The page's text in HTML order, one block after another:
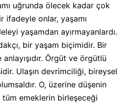
uğrunda ölecek kadar çok
ifadeyle onlar, yaşamı
yaşamdan ayırmayanlardı.
bir yaşam biçimidir. Bir
Örgüt ve örgütlü
Ulaşın devrimciliği, bireysel
O, üzerine düşenin
emeklerin birleşeceği